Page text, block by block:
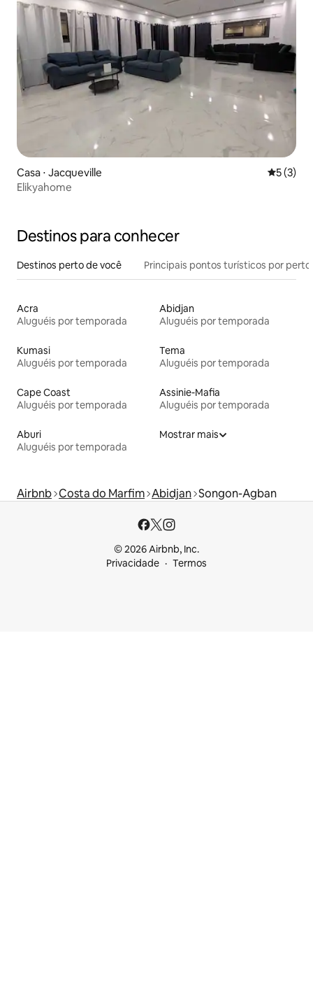
Casa ⋅ Jacqueville 5 de
5 (3)
Elikyahome
Destinos para conhecer
Destinos perto de você Principais pontos turísticos por perto
Acra
Aluguéis por temporada
Abidjan
Aluguéis por temporada
Kumasi
Aluguéis por temporada
Tema
Aluguéis por temporada
Cape Coast
Aluguéis por temporada
Assinie-Mafia
Aluguéis por temporada
Aburi
Aluguéis por temporada
Mostrar mais
Airbnb Costa do Marfim Abidjan Songon-Agban
© 2026 Airbnb, Inc.
Privacidade
Termos